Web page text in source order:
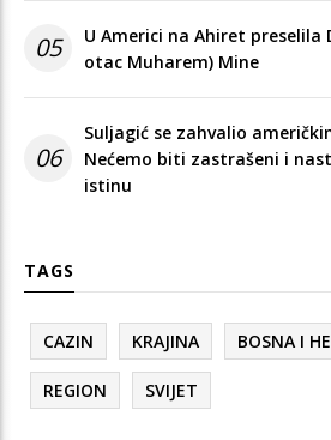
05
U Americi na Ahiret preselila
otac Muharem) Mine
06
Suljagić se zahvalio
Nećemo biti zastrašeni i
istinu
TAGS
CAZIN KRAJINA BOSNA I
REGION SVIJET